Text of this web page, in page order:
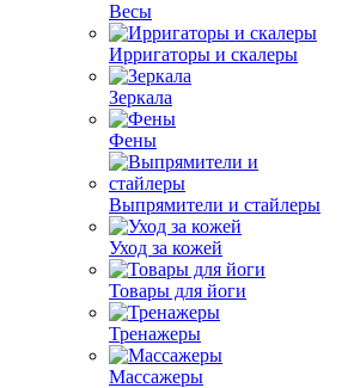
Весы
Ирригаторы и скалеры
Зеркала
Фены
Выпрямители и стайлеры
Уход за кожей
Товары для йоги
Тренажеры
Массажеры